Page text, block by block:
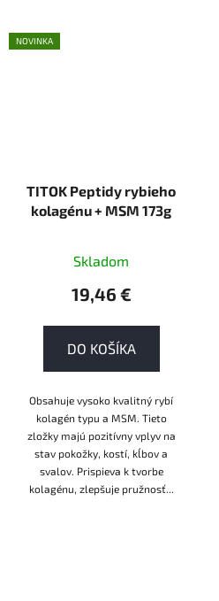
NOVINKA
TITOK Peptidy rybieho
kolagénu + MSM 173g
Skladom
19,46 €
DO KOŠÍKA
Obsahuje vysoko kvalitný rybí
kolagén typu a MSM. Tieto
zložky majú pozitívny vplyv na
stav pokožky, kostí, kĺbov a
svalov. Prispieva k tvorbe
kolagénu, zlepšuje pružnosť...